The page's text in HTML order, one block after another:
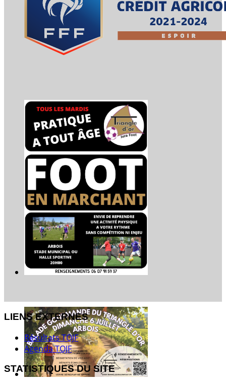
LIENS EXTERNES
Résultats TOJF
Agenda TOJF
STATISTIQUES DU SITE